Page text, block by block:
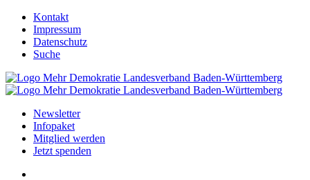
Kontakt
Impressum
Datenschutz
Suche
Newsletter
Infopaket
Mitglied werden
Jetzt spenden